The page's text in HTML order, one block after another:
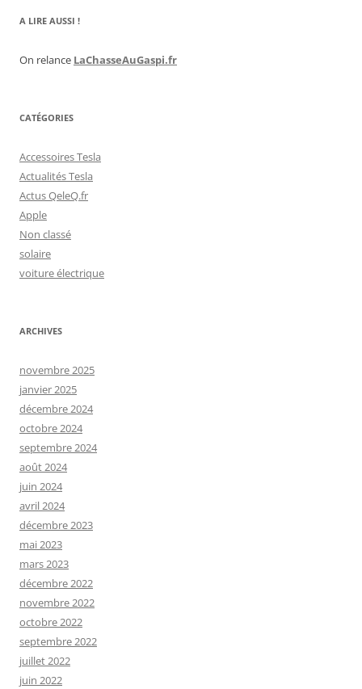
A LIRE AUSSI !
On relance LaChasseAuGaspi.fr
CATÉGORIES
Accessoires Tesla
Actualités Tesla
Actus QeleQ.fr
Apple
Non classé
solaire
voiture électrique
ARCHIVES
novembre 2025
janvier 2025
décembre 2024
octobre 2024
septembre 2024
août 2024
juin 2024
avril 2024
décembre 2023
mai 2023
mars 2023
décembre 2022
novembre 2022
octobre 2022
septembre 2022
juillet 2022
juin 2022